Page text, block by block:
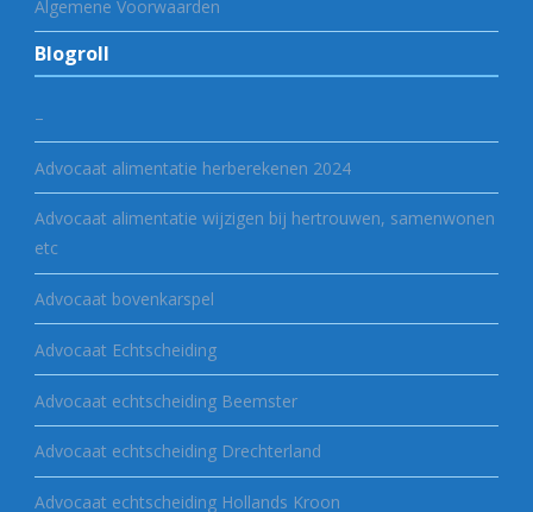
Algemene Voorwaarden
Blogroll
–
Advocaat alimentatie herberekenen 2024
Advocaat alimentatie wijzigen bij hertrouwen, samenwonen
etc
Advocaat bovenkarspel
Advocaat Echtscheiding
Advocaat echtscheiding Beemster
Advocaat echtscheiding Drechterland
Advocaat echtscheiding Hollands Kroon